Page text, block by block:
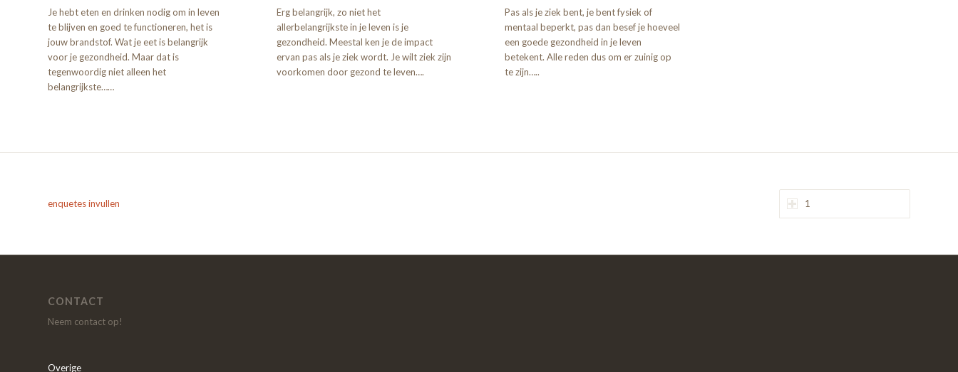
Je hebt eten en drinken nodig om in leven
te blijven en goed te functioneren, het is
jouw brandstof. Wat je eet is belangrijk
voor je gezondheid. Maar dat is
tegenwoordig niet alleen het
belangrijkste……
Erg belangrijk, zo niet het
allerbelangrijkste in je leven is je
gezondheid. Meestal ken je de impact
ervan pas als je ziek wordt. Je wilt ziek zijn
voorkomen door gezond te leven….
Pas als je ziek bent, je bent fysiek of
mentaal beperkt, pas dan besef je hoeveel
een goede gezondheid in je leven
betekent. Alle reden dus om er zuinig op
te zijn…..
enquetes invullen 1
CONTACT
Neem contact op!
Overige